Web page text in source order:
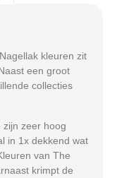
kleuren zit
een groot
collecties
zijn zeer hoog
in 1x dekkend wat
van The
krimpt de